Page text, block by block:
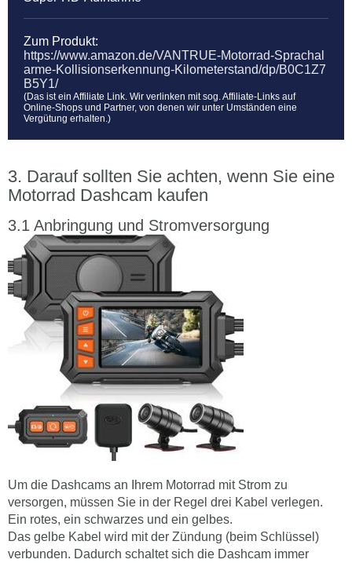
Zum Produkt:
https://www.amazon.de/VANTRUE-Motorrad-Sprachal
arme-Kollisionserkennung-Kilometerstand/dp/B0C1Z7
B5Y1/
(Das ist ein Affiliate Link. Wir verlinken mit sog. Affiliate-Links auf
Online-Shops und Partner, von denen wir unter Umständen eine
Vergütung erhalten.)
Darauf sollten Sie achten, wenn Sie eine
Motorrad Dashcam kaufen
Anbringung und Stromversorgung
Um die Dashcams an Ihrem Motorrad mit Strom zu
versorgen, müssen Sie in der Regel drei Kabel verlegen.
Ein rotes, ein schwarzes und ein gelbes.
Das gelbe Kabel wird mit der Zündung (beim Schlüssel)
verbunden. Dadurch schaltet sich die Dashcam immer